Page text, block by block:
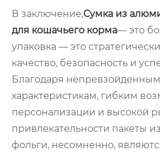
В заключение,Сумка из
для кошачьего корма— это
упаковка — это
качество, безопасность и
Благодаря
характеристикам, гибким
персонализации и высокой
привлекательности пакеты
фольги, несомненно,